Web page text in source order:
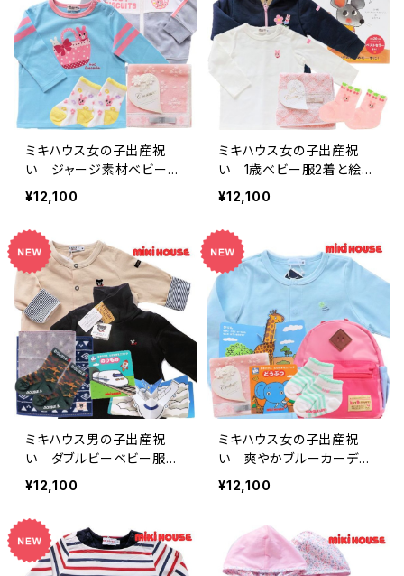
ミキハウス女の子出産祝
い ジャージ素材ベビー服
と長袖Tシャツ 1歳ベビー
服セット
¥12,100
ミキハウス女の子出産祝
い 1歳ベビー服2着と絵本
セット
¥12,100
ミキハウス男の子出産祝
い ダブルビーベビー服と
絵本セット
¥12,100
ミキハウス女の子出産祝
い 爽やかブルーカーディ
ガン（12～18ヶ月）とリュック
5点セット
¥12,100